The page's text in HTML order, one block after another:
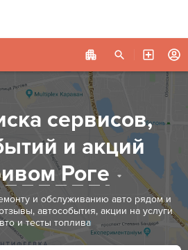
сервисов,
и акций
Роге
и обслуживанию авто рядом и
автособытия, акции на услуги
и тесты топлива